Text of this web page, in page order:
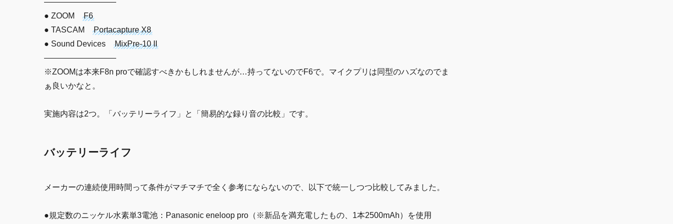
—————————
● ZOOM
F6
● TASCAM
Portacapture X8
● Sound Devices
MixPre-10 II
—————————
※ZOOMは本来F8n proで確認すべきかもしれませんが…持ってないのでF6で。マイクプリは同型のハズなのでま
ぁ良いかなと。
実施内容は2つ。「バッテリーライフ」と「簡易的な録り音の比較」です。
バッテリーライフ
メーカーの連続使用時間って条件がマチマチで全く参考にならないので、以下で統一しつつ比較してみました。
●規定数のニッケル水素単3電池：Panasonic eneloop pro（※新品を満充電したもの、1本2500mAh）を使用